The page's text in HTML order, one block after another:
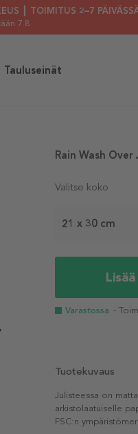
┃ TOIMITUS 2–7
7.8.
Tauluseinät
Valitse koko
21 x 30 cm
Varastossa -
Rain Wash Over
Tuotekuvaus
Julisteessa on
arkistolaatuiselle
FSC:n